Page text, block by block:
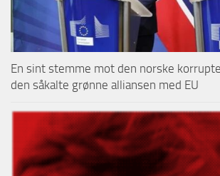
En sint stemme mot den norske
den såkalte grønne alliansen med EU